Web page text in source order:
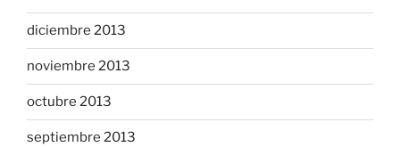
diciembre 2013
noviembre 2013
octubre 2013
septiembre 2013